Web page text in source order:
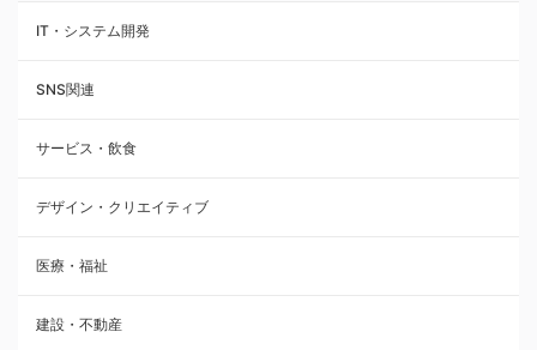
IT・システム開発
SNS関連
サービス・飲食
デザイン・クリエイティブ
医療・福祉
建設・不動産